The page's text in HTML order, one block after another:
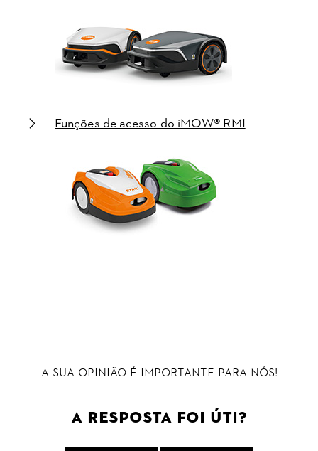
Funções de acesso do iMOW® RMI
A sua opinião é importante para nós!
A resposta foi úti?